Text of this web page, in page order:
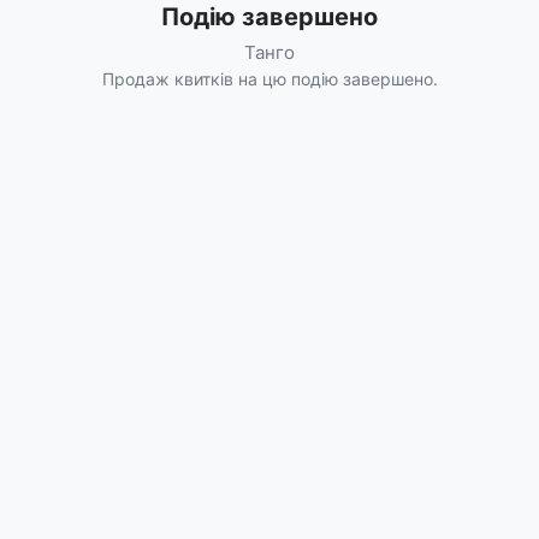
Подію завершено
Танго
Продаж квитків на цю подію завершено.